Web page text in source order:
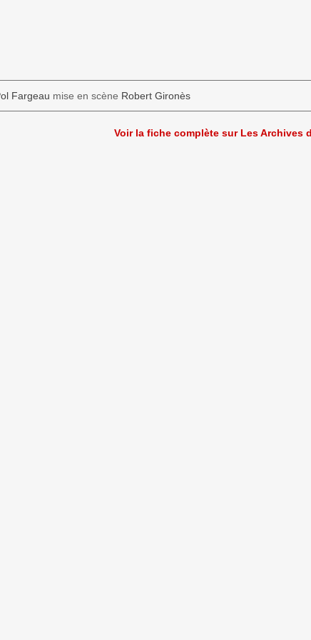
Fargeau mise en scène Robert Gironès
Voir la fiche complète sur Les Archives